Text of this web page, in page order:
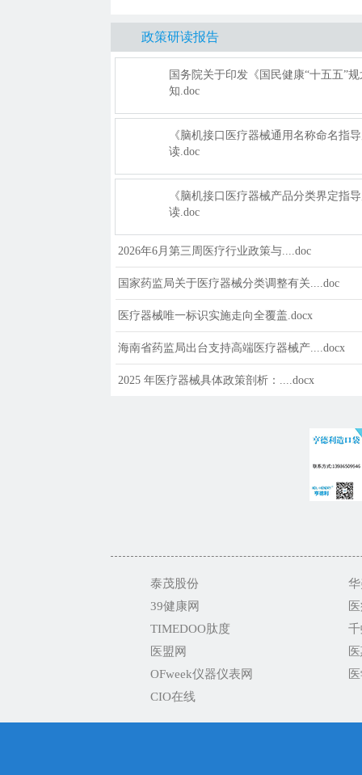
政策研读报告
国务院关于印发《国民健康“十五五”
知.doc
《脑机接口医疗器械通用名称命名指
读.doc
《脑机接口医疗器械产品分类界定指
读.doc
2026年6月第三周医疗行业政策与....doc
国家药监局关于医疗器械分类调整有关....doc
医疗器械唯一标识实施走向全覆盖.docx
海南省药监局出台支持高端医疗器械产....docx
2025 年医疗器械具体政策剖析：....docx
泰茂股份
39健康网
TIMEDOO肽度
医盟网
OFweek仪器仪表网
CIO在线